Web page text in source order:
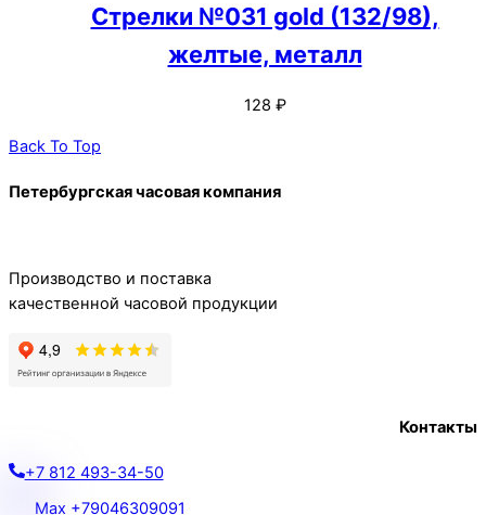
Стрелки №031 gold (132/98),
желтые, металл
128 ₽
Back To Top
Петербургская часовая компания
Производство и поставка
качественной часовой продукции
Контакты
+7 812 493-34-50
Max +79046309091